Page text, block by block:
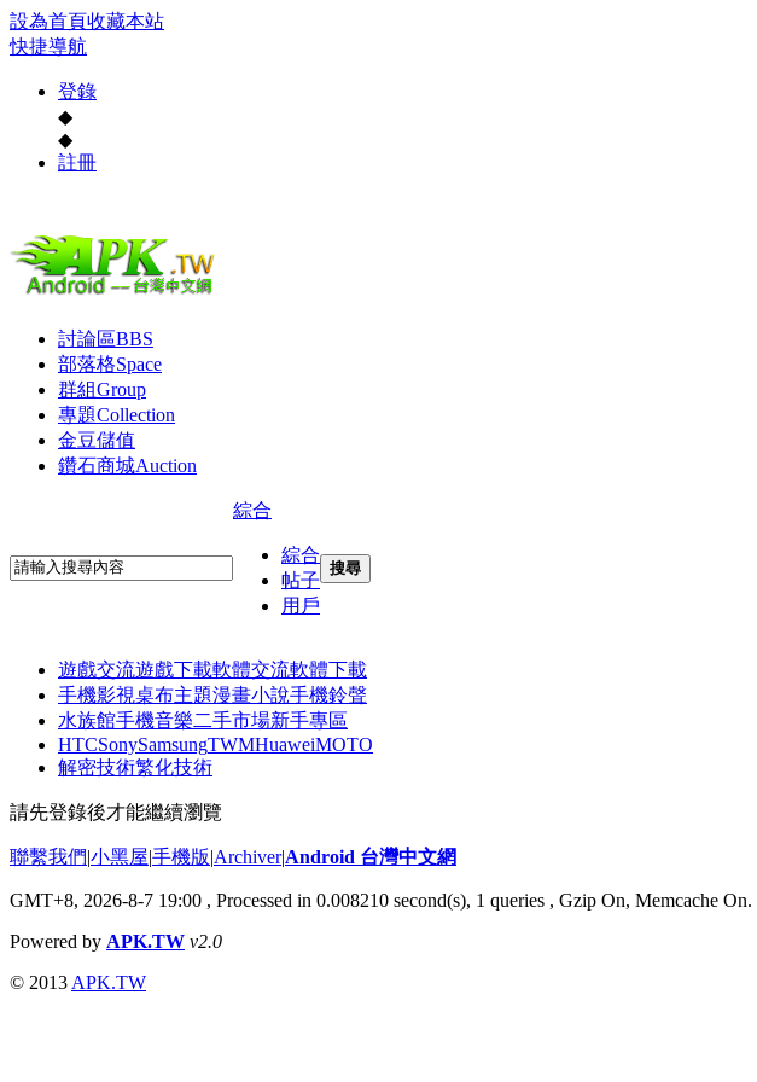
設為首頁收藏本站
快捷導航
登錄
◆
◆
註冊
討論區BBS
部落格Space
群組Group
專題Collection
金豆儲值
鑽石商城Auction
綜合
綜合
帖子
用戶
搜尋
遊戲交流遊戲下載軟體交流軟體下載
手機影視桌布主題漫畫小說手機鈴聲
水族館手機音樂二手市場新手專區
HTCSonySamsungTWMHuaweiMOTO
解密技術繁化技術
請先登錄後才能繼續瀏覽
聯繫我們|小黑屋|手機版|Archiver|Android 台灣中文網
GMT+8, 2026-8-7 19:00 , Processed in 0.008210 second(s), 1 queries , Gzip On, Memcache On.
Powered by APK.TW v2.0
© 2013 APK.TW